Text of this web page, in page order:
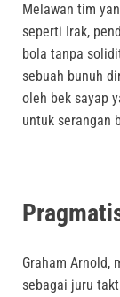
Melawan tim
seperti Irak,
bola tanpa
sebuah bunuh
oleh bek sayap
untuk serangan
Graham Arnold,
sebagai juru